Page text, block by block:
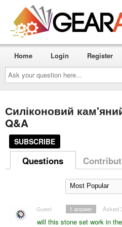
Ask
your
question
here...
Home Login Register
Силіконовий
Q&A
SUBSCRIBE
Questions
Guest
will this stone set work in
Asked
1 answer